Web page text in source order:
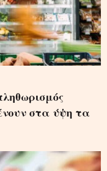
στα ύψη τα